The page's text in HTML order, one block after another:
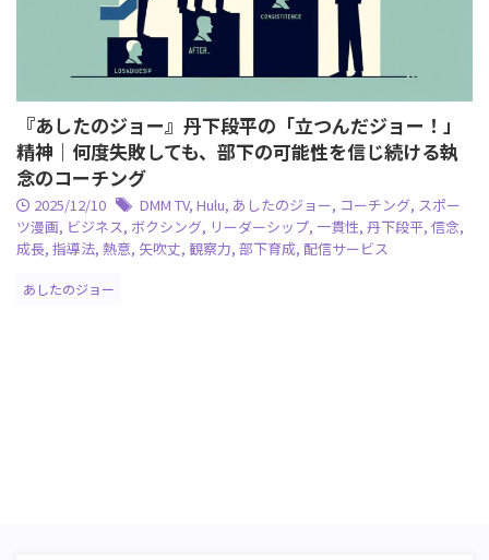
『あしたのジョー』丹下段平の「立つんだジョー！」
精神｜何度失敗しても、部下の可能性を信じ続ける執
念のコーチング
2025/12/10 DMM TV, Hulu, あしたのジョー, コーチング, スポー
ツ漫画, ビジネス, ボクシング, リーダーシップ, 一貫性, 丹下段平, 信念,
成長, 指導法, 熱意, 矢吹丈, 観察力, 部下育成, 配信サービス
あしたのジョー